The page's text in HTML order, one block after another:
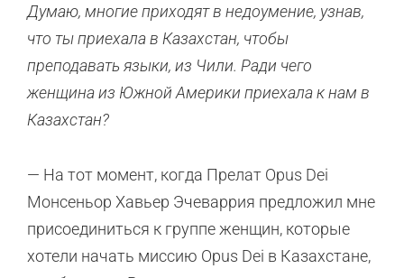
Думаю, многие приходят в недоумение, узнав,
что ты приехала в Казахстан, чтобы
преподавать языки, из Чили. Ради чего
женщина из Южной Америки приехала к нам в
Казахстан?
— На тот момент, когда Прелат Opus Dei
Монсеньор Хавьер Эчеваррия предложил мне
присоединиться к группе женщин, которые
хотели начать миссию Opus Dei в Казахстане,